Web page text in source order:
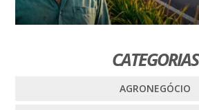
CATEGORIAS
AGRONEGÓCIO